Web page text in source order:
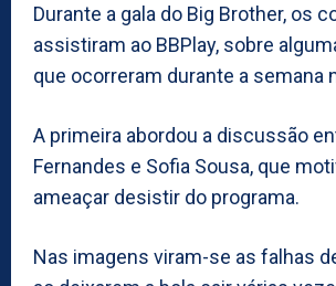
Durante a gala do Big Brother, os
assistiram ao BBPlay, sobre
que ocorreram durante a semana
A primeira abordou a discussão
Fernandes e Sofia Sousa, que
ameaçar desistir do programa.
Nas imagens viram-se as falhas